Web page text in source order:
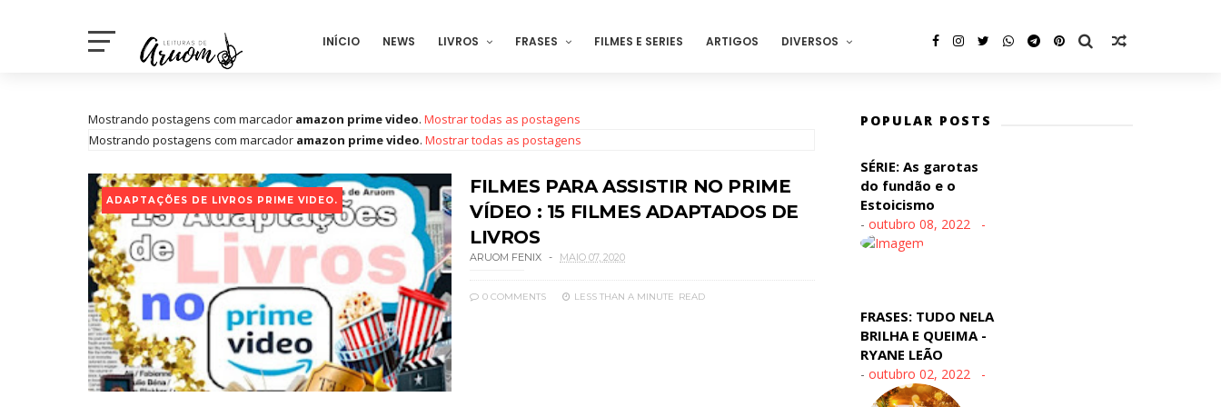
INÍCIO NEWS LIVROS FRASES FILMES E SERIES ARTIGOS DIVERSOS
Mostrando postagens com marcador amazon prime video. Mostrar todas as postagens
Mostrando postagens com marcador amazon prime video. Mostrar todas as postagens
ADAPTAÇÕES DE LIVROS PRIME VIDEO.
FILMES PARA ASSISTIR NO PRIME
VÍDEO : 15 FILMES ADAPTADOS DE
LIVROS
ARUOM FENIX MAIO 07, 2020
0 COMMENTS LESS THAN A MINUTE READ
POPULAR POSTS
SÉRIE: As garotas
do fundão e o
Estoicismo
- outubro 08, 2022
FRASES: TUDO NELA
BRILHA E QUEIMA -
RYANE LEÃO
- outubro 02, 2022